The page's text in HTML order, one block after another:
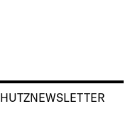
NEWSLETTER